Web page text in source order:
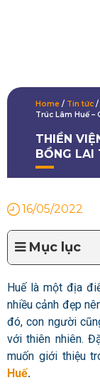
Home / Tin tức /
Trúc Lâm Huế
THIỀN
BỒNG LAI
16/05/2022
Mục lục
Huế là một địa
nhiều cảnh đẹp
đó, con người
với thiên nhiên.
muốn giới thiệu
Huế.